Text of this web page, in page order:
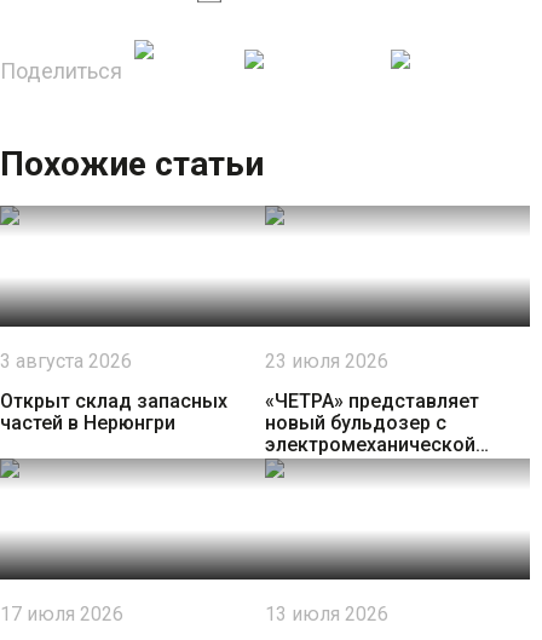
Поделиться
Похожие статьи
3 августа 2026
Открыт склад запасных
частей в Нерюнгри
23 июля 2026
«ЧЕТРА» представляет
новый бульдозер с
электромеханической
трансмиссией
17 июля 2026
13 июля 2026